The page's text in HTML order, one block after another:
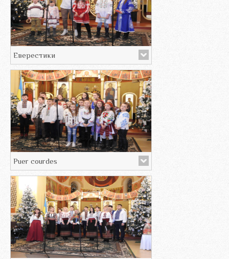
Еверестики
Puer courdes